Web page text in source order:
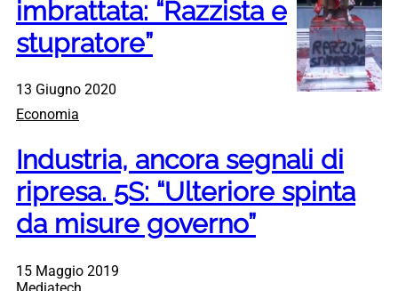
imbrattata: “Razzista e
stupratore”
13 Giugno 2020
Economia
Industria, ancora segnali di
ripresa. 5S: “Ulteriore spinta
da misure governo”
15 Maggio 2019